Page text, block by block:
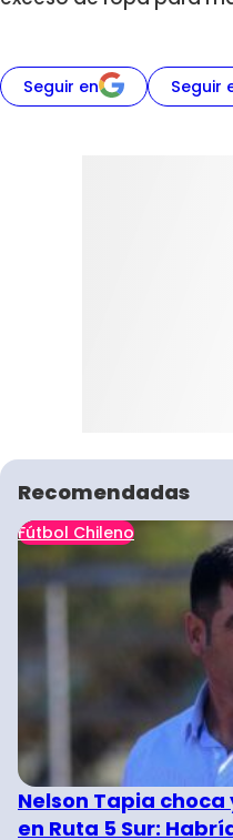
Seguir en Seguir
Recomendadas
Fútbol Chileno
Nelson Tapia
en Ruta 5 Sur: